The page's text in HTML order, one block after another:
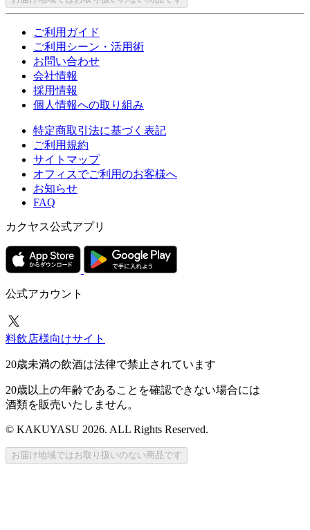
ご利用ガイド
ご利用シーン・活用術
お問い合わせ
会社情報
採用情報
個人情報への取り組み
特定商取引法に基づく表記
ご利用規約
サイトマップ
オフィスでご利用のお客様へ
お知らせ
FAQ
カクヤス公式アプリ
公式アカウント
料飲店様向けサイト
20歳未満の飲酒は法律で禁止されています
20歳以上の年齢であることを確認できない場合には
酒類を販売いたしません。
© KAKUYASU 2026. ALL Rights Reserved.
お届け地域ではお取り扱いのない商品です